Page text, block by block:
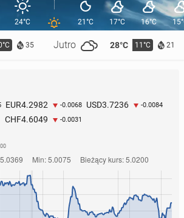
35 Jutro 28°C 11°C 21
24°C 21°C 17°C 16°C
EUR4.2982 -0.0068 USD3.7236 -0.0084
CHF4.6049 -0.0031